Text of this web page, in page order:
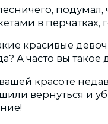
в перчатках,
красивые
А часто вы такое
красоте
вернуться и